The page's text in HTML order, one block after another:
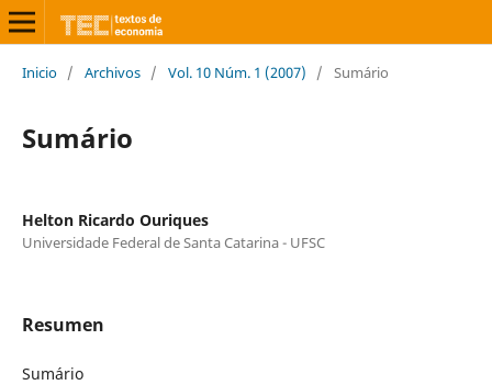
Inicio / Archivos / Vol. 10 Núm. 1 (2007) / Sumário
Sumário
Helton Ricardo Ouriques
Universidade Federal de Santa Catarina - UFSC
Resumen
Sumário